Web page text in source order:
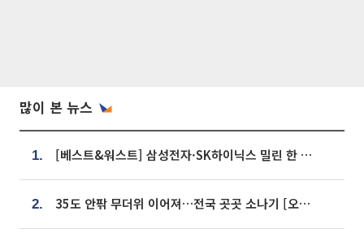
많이 본 뉴스
1. [베스트&워스트] 삼성전자·SK하이닉스 밀린 한 주…상상인증권은 85% 급등
2. 35도 안팎 무더위 이어져…전국 곳곳 소나기 [오늘 날씨]